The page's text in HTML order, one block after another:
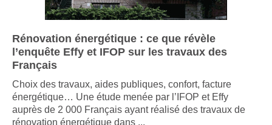
Rénovation énergétique : ce que révèle
l’enquête Effy et IFOP sur les travaux des
Français
Choix des travaux, aides publiques, confort, facture
énergétique… Une étude menée par l’IFOP et Effy
auprès de 2 000 Français ayant réalisé des travaux de